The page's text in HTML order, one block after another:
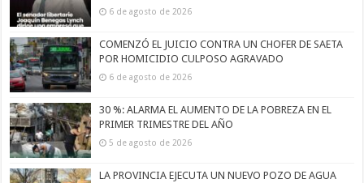
6 de agosto de 2026
COMENZÓ EL JUICIO CONTRA UN CHOFER DE SAETA
POR HOMICIDIO CULPOSO AGRAVADO
6 de agosto de 2026
30 %: ALARMA EL AUMENTO DE LA POBREZA EN EL
PRIMER TRIMESTRE DEL AÑO
5 de agosto de 2026
LA PROVINCIA EJECUTA UN NUEVO POZO DE AGUA